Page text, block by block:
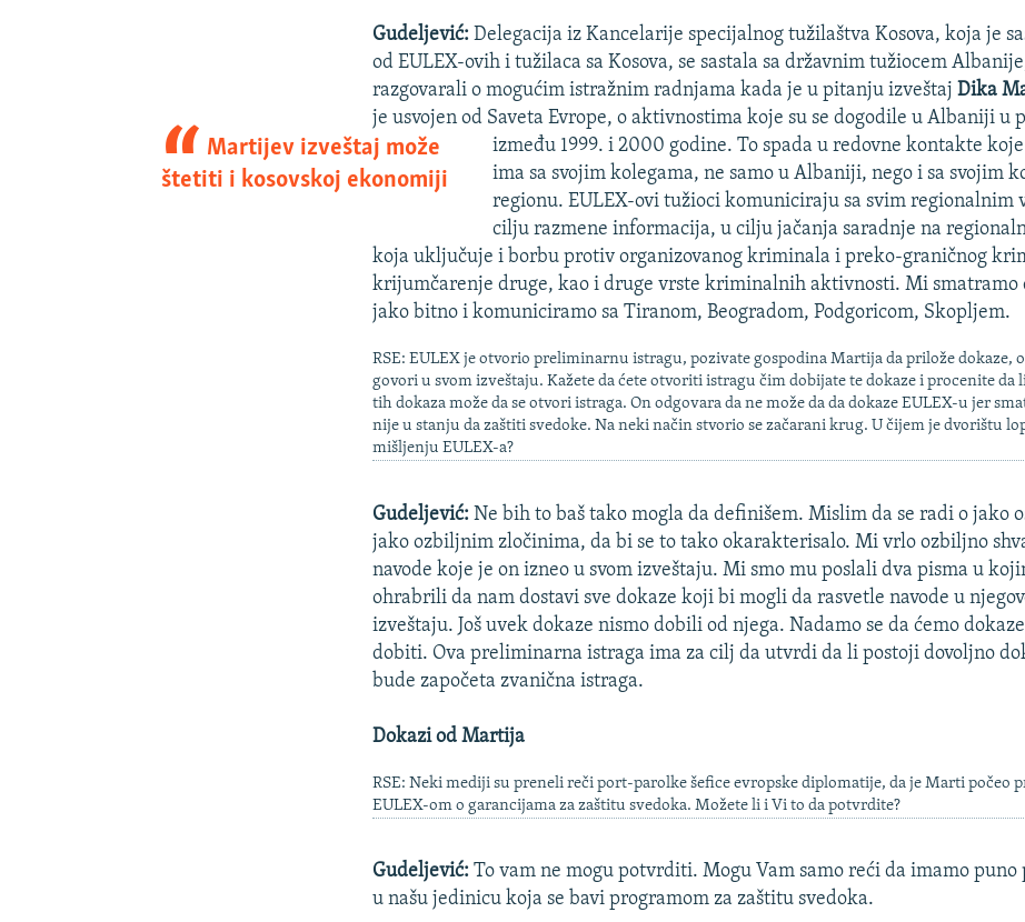
Gudeljević: Delegacija iz Kancelarije specijalnog tužilaštva Kosova, koja je
od EULEX-ovih i tužilaca sa Kosova, se sastala sa državnim tužiocem
razgovarali o mogućim istražnim radnjama kada je u pitanju izveštajDika
je usvojen od Saveta Evrope, o aktivnostima koje su se dogodile u Albaniji u
između 1999. i 2000 godine. To spada u
Martijev izveštaj može
štetiti i kosovskoj ekonomiji
redovne kontakte koje
ima sa svojim kolegama, ne samo u Albaniji, nego i sa svojim
regionu. EULEX-ovi tužioci komuniciraju sa svim regionalnim
cilju razmene informacija, u cilju jačanja saradnje na
koja uključuje i borbu protiv organizovanog kriminala i preko-graničnog
krijumčarenje druge, kao i druge vrste kriminalnih aktivnosti. Mi smatramo
jako bitno i komuniciramo sa Tiranom, Beogradom, Podgoricom, Skopljem.
RSE: EULEX je otvorio preliminarnu istragu, pozivate gospodina Martija da prilože dokaze,
govori u svom izveštaju. Kažete da ćete otvoriti istragu čim dobijate te dokaze i procenite da
tih dokaza može da se otvori istraga. On odgovara da ne može da da dokaze EULEX-u jer
nije u stanju da zaštiti svedoke. Na neki način stvorio se začarani krug. U čijem je dvorištu
mišljenju EULEX-a?
Gudeljević: Ne bih to baš tako mogla da definišem. Mislim da se radi o jako
jako ozbiljnim zločinima, da bi se to tako okarakterisalo. Mi vrlo ozbiljno
navode koje je on izneo u svom izveštaju. Mi smo mu poslali dva pisma u
ohrabrili da nam dostavi sve dokaze koji bi mogli da rasvetle navode u
izveštaju. Još uvek dokaze nismo dobili od njega. Nadamo se da ćemo
dobiti. Ova preliminarna istraga ima za cilj da utvrdi da li postoji dovoljno
bude započeta zvanična istraga.
Dokazi od Martija
RSE: Neki mediji su preneli reči port-parolke šefice evropske diplomatije, da je Marti počeo
EULEX-om o garancijama za zaštitu svedoka. Možete li i Vi to da potvrdite?
Gudeljević: To vam ne mogu potvrditi. Mogu Vam samo reći da imamo puno
u našu jedinicu koja se bavi programom za zaštitu svedoka.